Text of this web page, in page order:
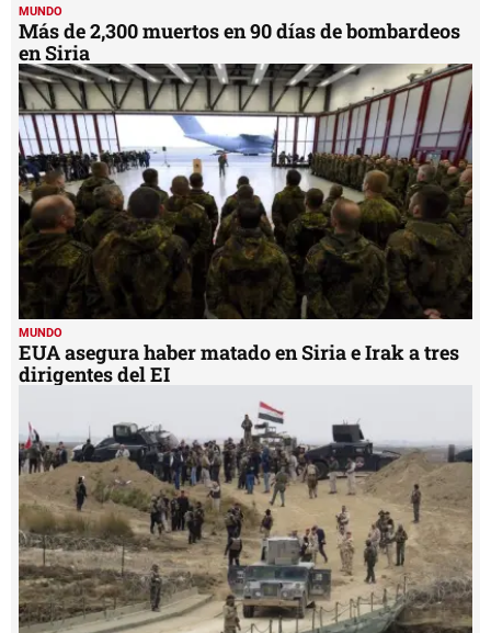
MUNDO
Más de 2,300 muertos en 90 días de bombardeos
en Siria
MUNDO
EUA asegura haber matado en Siria e Irak a tres
dirigentes del EI